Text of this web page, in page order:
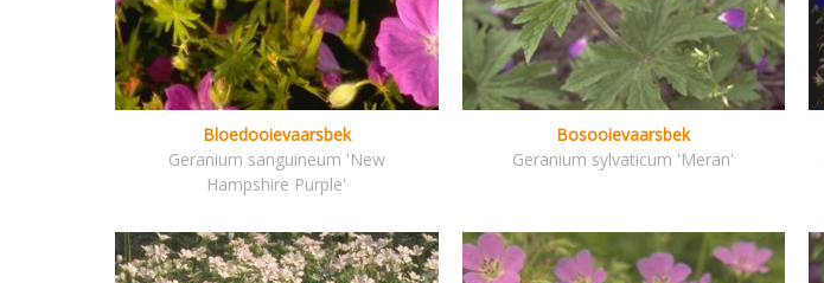
Bloedooievaarsbek
Geranium sanguineum 'New
Hampshire Purple'
Bosooievaarsbek
Geranium sylvaticum 'Meran'